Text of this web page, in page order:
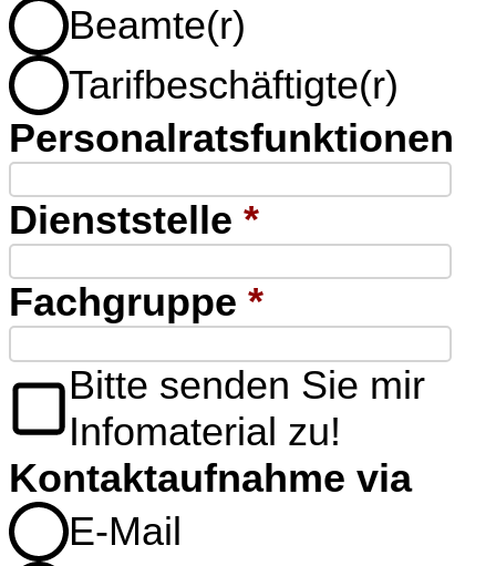
Beamte(r)
Tarifbeschäftigte(r)
Personalratsfunktionen
Dienststelle *
Fachgruppe *
Bitte senden Sie mir
Infomaterial zu!
Kontaktaufnahme via
E-Mail